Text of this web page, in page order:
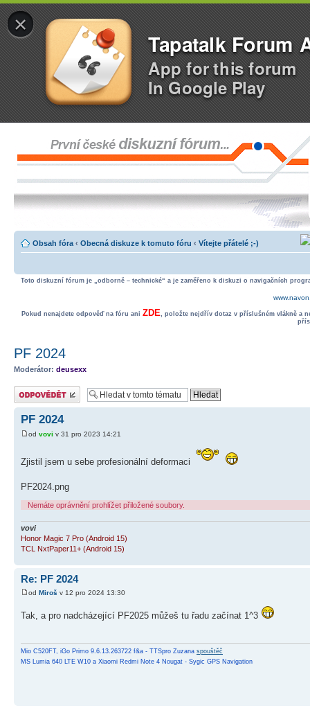
×
Tapatalk Forum
App for this forum
In Google Play
Obsah fóra ‹ Obecná diskuze k tomuto fóru ‹ Vítejte přátelé ;-)
Toto diskuzní fórum je „odborně – technické“ a je zaměřeno k diskuzi o navigačních
Pokud nenajdete odpověď na fóru ani ZDE, položte nejdřív dotaz v příslušném vlákně a
PF 2024
Moderátor: deusexx
Odeslat odpověď
PF 2024
od vovi v 31 pro 2023 14:21
Zjistil jsem u sebe profesionální deformaci
PF2024.png
Nemáte oprávnění prohlížet přiložené soubory.
vovi
Honor Magic 7 Pro (Android 15)
TCL NxtPaper11+ (Android 15)
Re: PF 2024
od Miroš v 12 pro 2024 13:30
Tak, a pro nadcházející PF2025 můžeš tu řadu začínat 1^3
Mio C520FT, iGo Primo 9.6.13.263722 f&a - TTSpro Zuzana spouštěč
MS Lumia 640 LTE W10 a Xiaomi Redmi Note 4 Nougat - Sygic GPS Navigation